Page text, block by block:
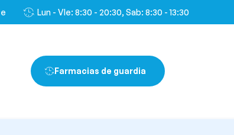
Lun - VIe: 8:30 - 20:30, Sab: 8:30 - 13:30
Farmacias de guardia